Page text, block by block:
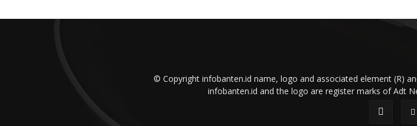
© Copyright infobanten.id name, logo and associated element (R)
infobanten.id and the logo are register marks of Adt